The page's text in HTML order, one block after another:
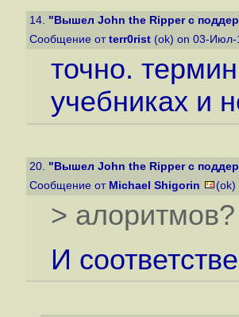
14. "Вышел John the Ripper с
Сообщение от terr0rist (ok) on 03-Июл-
точно.
учебниках и
20. "Вышел John the Ripper с
Сообщение от Michael Shigorin
> алоритмов?
И